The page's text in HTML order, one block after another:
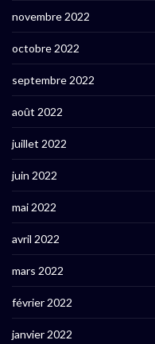
novembre 2022
octobre 2022
septembre 2022
août 2022
juillet 2022
juin 2022
mai 2022
avril 2022
mars 2022
février 2022
janvier 2022